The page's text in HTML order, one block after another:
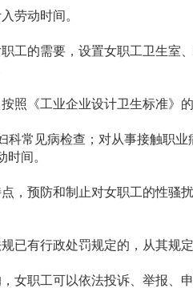
劳动时间。
的需要，设置女职工卫生室
照《工业企业设计卫生标准》
常见病检查；对从事接触职
间。
预防和制止对女职工的性骚
有行政处罚规定的，从其规定
女职工可以依法投诉、举报、